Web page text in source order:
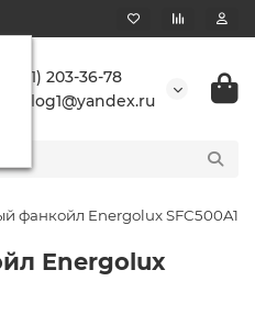
(861) 203-36-78
фанкойл Energolux SFC500A1
Energolux